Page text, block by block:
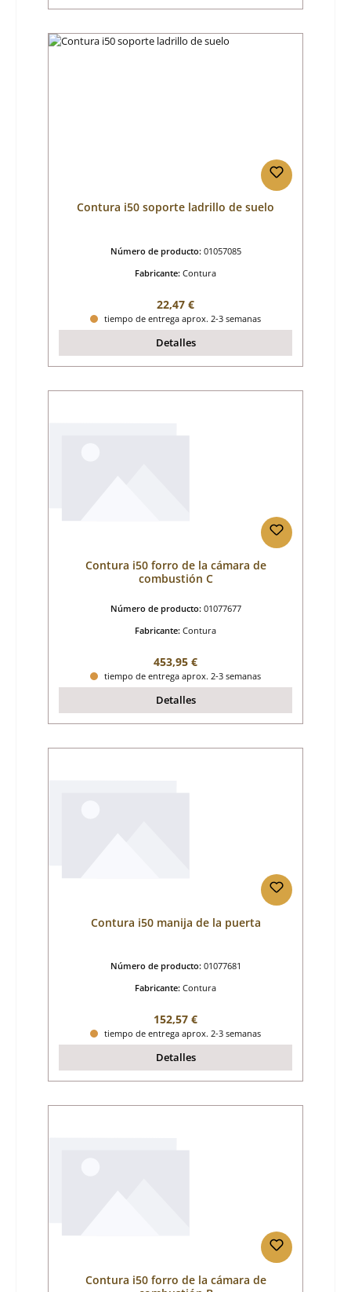
Contura i50 soporte ladrillo de suelo
Número de producto: 01057085
Fabricante: Contura
Precio normal:
22,47 €
tiempo de entrega aprox. 2-3 semanas
Detalles
Contura i50 forro de la cámara de
combustión C
Número de producto: 01077677
Fabricante: Contura
Precio normal:
453,95 €
tiempo de entrega aprox. 2-3 semanas
Detalles
Contura i50 manija de la puerta
Número de producto: 01077681
Fabricante: Contura
Precio normal:
152,57 €
tiempo de entrega aprox. 2-3 semanas
Detalles
Contura i50 forro de la cámara de